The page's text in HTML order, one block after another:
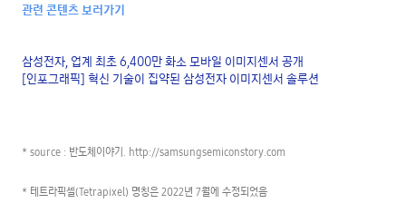
관련 콘텐츠 보러가기
삼성전자, 업계 최초 6,400만 화소 모바일 이미지센서 공개
[인포그래픽] 혁신 기술이 집약된 삼성전자 이미지센서 솔루션
* source : 반도체이야기. http://samsungsemiconstory.com
* 테트라픽셀(Tetrapixel) 명칭은 2022년 7월에 수정되었음